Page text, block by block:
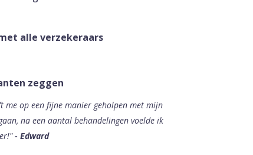
alle verzekeraars
zeggen
me op een fijne manier geholpen met mijn
na een aantal behandelingen voelde ik
- Edward